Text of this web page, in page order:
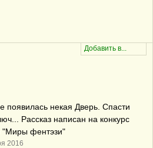
появилась некая Дверь. Спасти
Рассказ написан на конкурс
"Миры фентэзи"
2016